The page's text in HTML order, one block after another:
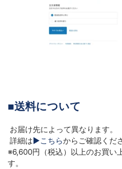
■送料について
お届け先によって異なります。
詳細は▶こちらからご確認くだ
※6,600円（税込）以上のお買い
す。